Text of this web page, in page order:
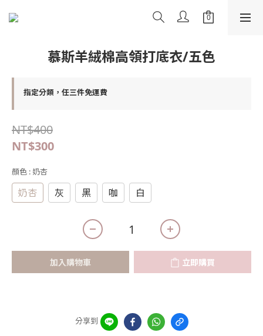
慕斯羊絨棉高領打底衣/五色
指定分類，任三件免運費
NT$400
NT$300
顏色 : 奶杏
奶杏 灰 黑 咖 白
加入購物車 立即購買
分享到